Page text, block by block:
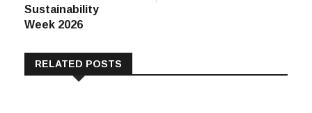
stewardship in
Sustainability
RELATED POSTS